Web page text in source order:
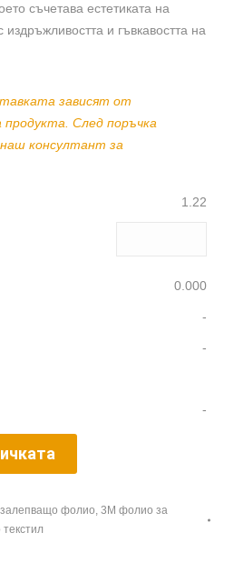
съчетава естетиката на
и гъвкавостта на
зависят от
След поръчка
консултант за
1.22
0.000
-
-
-
фолио, 3M фолио за